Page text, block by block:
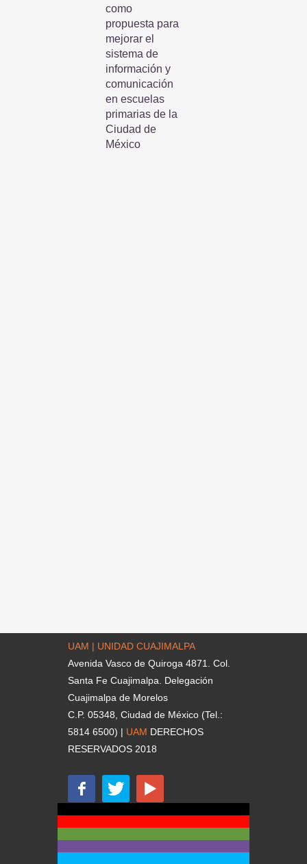
como
propuesta para
mejorar el
sistema de
información y
comunicación
en escuelas
primarias de la
Ciudad de
México
UAM | UNIDAD CUAJIMALPA
Avenida Vasco de Quiroga 4871. Col.
Santa Fe Cuajimalpa. Delegación
Cuajimalpa de Morelos
C.P. 05348, Ciudad de México (Tel.:
5814 6500) | UAM DERECHOS
RESERVADOS 2018